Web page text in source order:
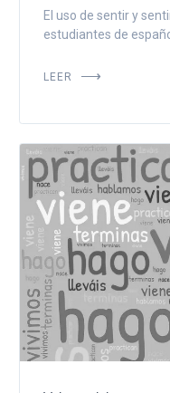
El uso de sentir y
estudiantes de
LEER